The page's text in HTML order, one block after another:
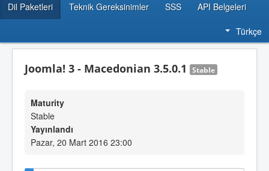
Dil Paketleri Teknik Gereksinimler SSS API Belgeleri
Türkçe
Joomla! 3 - Macedonian 3.5.0.1 Stable
Maturity
Stable
Yayınlandı
Pazar, 20 Mart 2016 23:00